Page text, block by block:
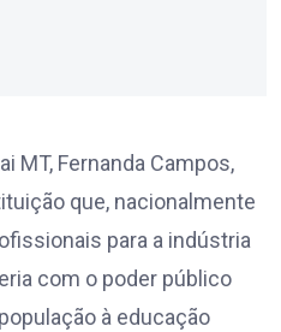
MT, Fernanda Campos,
que, nacionalmente
para a indústria
com o poder público
à educação